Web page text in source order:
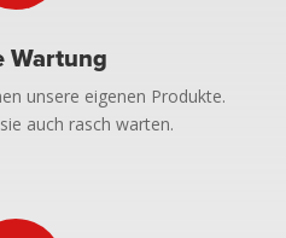
Wartung
unsere eigenen Produkte.
auch rasch warten.